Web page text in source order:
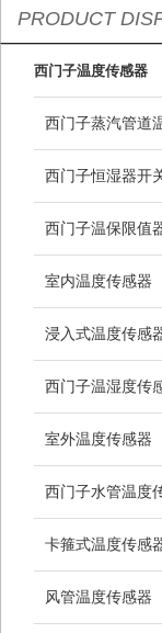
PRODUCT
西门子温度传感器
西门子蒸汽管道
西门子恒湿器开
西门子温保限值
室内温度传感器
浸入式温度传感
西门子温湿度传
室外温度传感器
西门子水管温度
卡箍式温度传感
风管温度传感器